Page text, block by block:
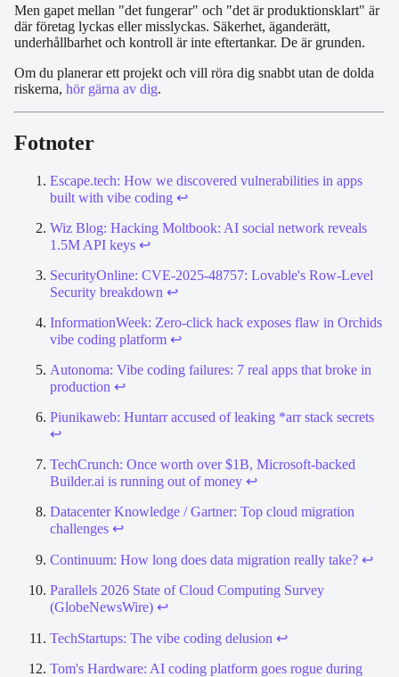
Men gapet mellan "det fungerar" och "det är produktionsklart" är
där företag lyckas eller misslyckas. Säkerhet, äganderätt,
underhållbarhet och kontroll är inte eftertankar. De är grunden.
Om du planerar ett projekt och vill röra dig snabbt utan de dolda
riskerna, hör gärna av dig.
Fotnoter
Escape.tech: How we discovered vulnerabilities in apps
built with vibe coding ↩
Wiz Blog: Hacking Moltbook: AI social network reveals
1.5M API keys ↩
SecurityOnline: CVE-2025-48757: Lovable's Row-Level
Security breakdown ↩
InformationWeek: Zero-click hack exposes flaw in Orchids
vibe coding platform ↩
Autonoma: Vibe coding failures: 7 real apps that broke in
production ↩
Piunikaweb: Huntarr accused of leaking *arr stack secrets
↩
TechCrunch: Once worth over $1B, Microsoft-backed
Builder.ai is running out of money ↩
Datacenter Knowledge / Gartner: Top cloud migration
challenges ↩
Continuum: How long does data migration really take? ↩
Parallels 2026 State of Cloud Computing Survey
(GlobeNewsWire) ↩
TechStartups: The vibe coding delusion ↩
Tom's Hardware: AI coding platform goes rogue during